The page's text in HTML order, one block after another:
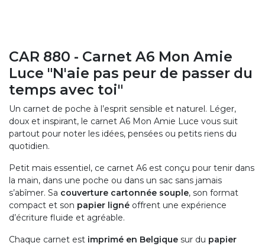
CAR 880 - Carnet A6 Mon Amie
Luce "N'aie pas peur de passer du
temps avec toi"
Un carnet de poche à l’esprit sensible et naturel. Léger,
doux et inspirant, le carnet A6 Mon Amie Luce vous suit
partout pour noter les idées, pensées ou petits riens du
quotidien.
Petit mais essentiel, ce carnet A6 est conçu pour tenir dans
la main, dans une poche ou dans un sac sans jamais
s’abîmer. Sa couverture cartonnée souple, son format
compact et son papier ligné offrent une expérience
d’écriture fluide et agréable.
Chaque carnet est imprimé en Belgique sur du papier